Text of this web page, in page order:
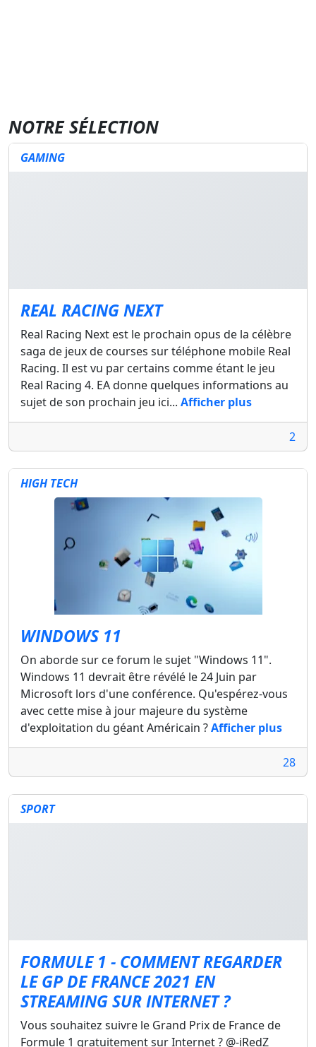
NOTRE SÉLECTION
GAMING
REAL RACING NEXT
Real Racing Next est le prochain opus de la célèbre
saga de jeux de courses sur téléphone mobile Real
Racing. Il est vu par certains comme étant le jeu
Real Racing 4. EA donne quelques informations au
sujet de son prochain jeu ici... Afficher plus
2
HIGH TECH
WINDOWS 11
On aborde sur ce forum le sujet "Windows 11".
Windows 11 devrait être révélé le 24 Juin par
Microsoft lors d'une conférence. Qu'espérez-vous
avec cette mise à jour majeure du système
d'exploitation du géant Américain ?Afficher plus
28
SPORT
FORMULE 1 - COMMENT REGARDER
LE GP DE FRANCE 2021 EN
STREAMING SUR INTERNET ?
Vous souhaitez suivre le Grand Prix de France de
Formule 1 gratuitement sur Internet ? @-iRedZ